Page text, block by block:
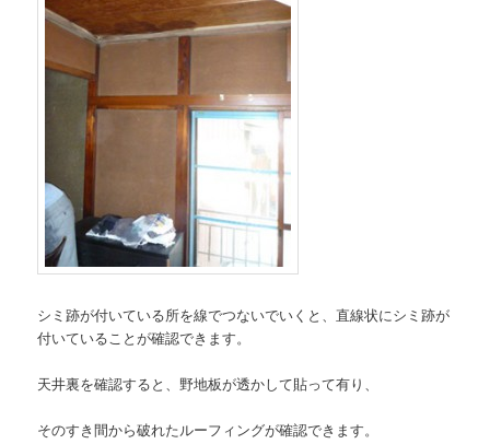
シミ跡が付いている所を線でつないでいくと、直線状にシミ跡が
付いていることが確認できます。
天井裏を確認すると、野地板が透かして貼って有り、
そのすき間から破れたルーフィングが確認できます。